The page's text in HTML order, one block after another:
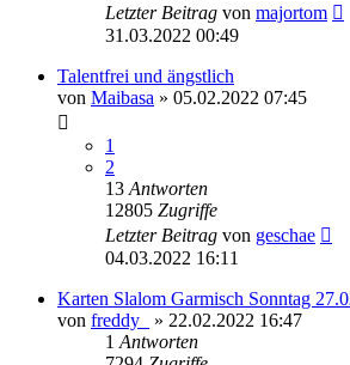
Letzter Beitrag von majortom
31.03.2022 00:49
Talentfrei und ängstlich
von Maibasa » 05.02.2022 07:45
1
2
13 Antworten
12805 Zugriffe
Letzter Beitrag von geschae
04.03.2022 16:11
Karten Slalom Garmisch Sonntag
von freddy_
» 22.02.2022 16:47
1 Antworten